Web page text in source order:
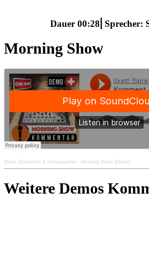
Dauer 00:28⎜Sprecher:
Morning Show
Skelt! ⎟Sprecher & Schauspieler · Morning Show (Demo)
Weitere Demos